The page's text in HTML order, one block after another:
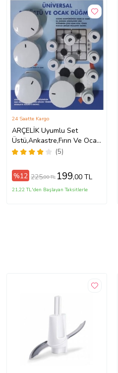
ARÇELİK Uyumlu Set
Üstü,Ankastre,Fırın Ve Ocak
Düğme Takımı (Beyaz)
(5)
24 Saatte Kargo
%12 225,00 TL 199,00 TL
21,22 TL'den Başlayan Taksitlerle